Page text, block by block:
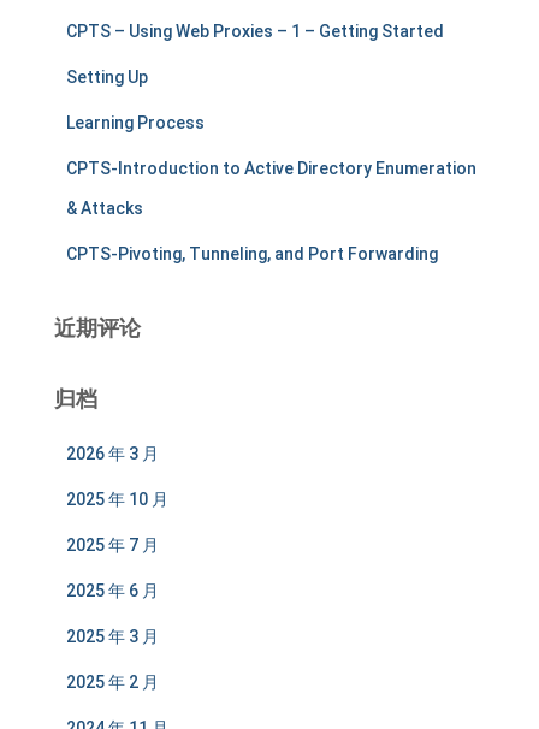
CPTS – Using Web Proxies – 1 – Getting Started
Setting Up
Learning Process
CPTS-Introduction to Active Directory Enumeration
& Attacks
CPTS-Pivoting, Tunneling, and Port Forwarding
近期评论
归档
2026 年 3 月
2025 年 10 月
2025 年 7 月
2025 年 6 月
2025 年 3 月
2025 年 2 月